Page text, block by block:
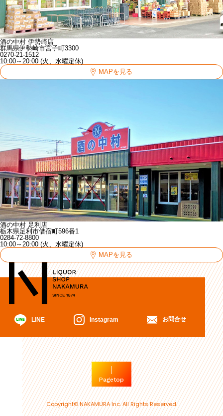
酒の中村 伊勢崎店
群馬県伊勢崎市宮子町3300
0270-21-1512
10:00～20:00 (火、水曜定休)
MAPを見る
酒の中村 足利店
栃木県足利市借宿町596番1
0284-72-8800
10:00～20:00 (火、水曜定休)
MAPを見る
LINE Instagram お問合せ
Pagetop
Copyright© NAKAMURA Inc. All Rights Reserved.